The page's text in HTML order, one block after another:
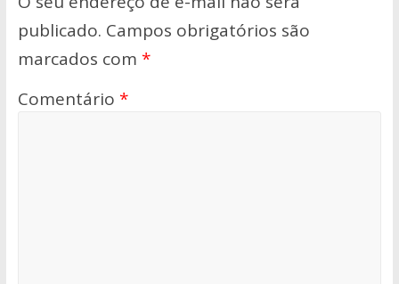
publicado. Campos obrigatórios são
marcados com *
Comentário *